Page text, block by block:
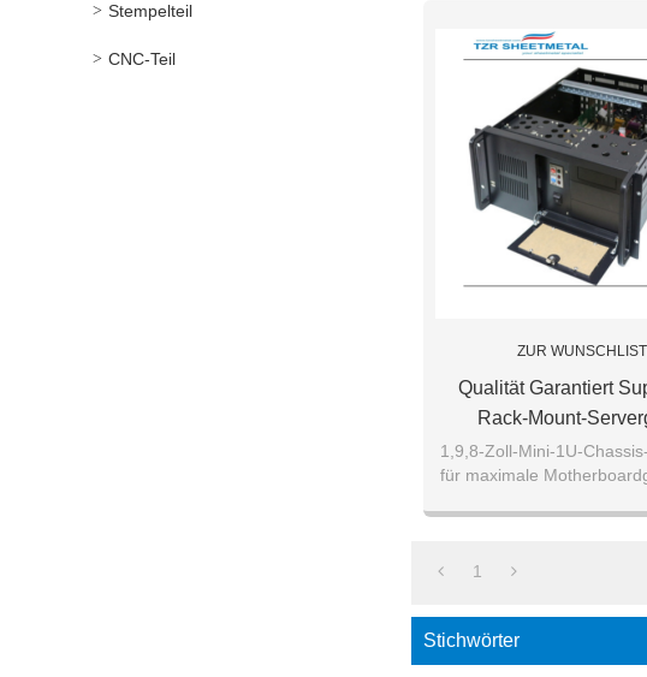
Stempelteil
CNC-Teil
ZUR
Qualität Garantiert
Rack-Mount-
1,9,8-Zoll-Mini-1U-
für maximale
1
Stichwörter